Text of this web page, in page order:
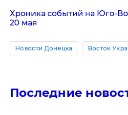
Хроника событий на Юго-
20 мая
Новости Донецка Восток
Последние